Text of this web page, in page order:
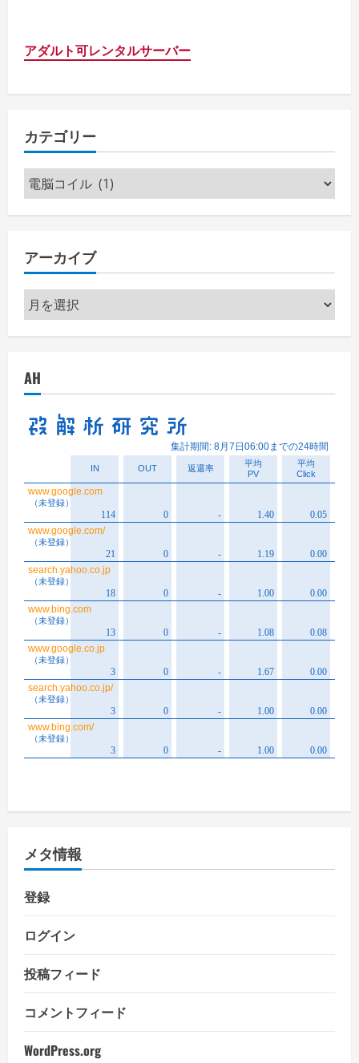
アダルト可レンタルサーバー
カテゴリー
カ
テ
ー
アーカイブ
ア
ー
ブ
AH
メタ情報
登録
ログイン
投稿フィード
コメントフィード
WordPress.org